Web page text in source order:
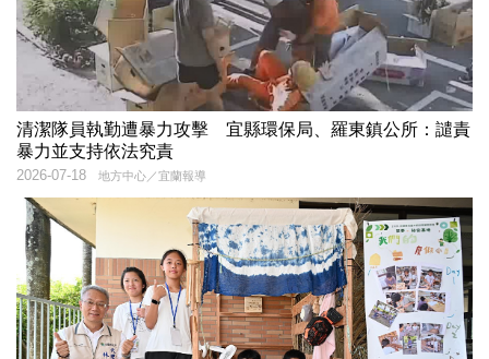
清潔隊員執勤遭暴力攻擊 宜縣環保局、羅東鎮公所：譴責
暴力並支持依法究責
地方中心／宜蘭報導
2026-07-18